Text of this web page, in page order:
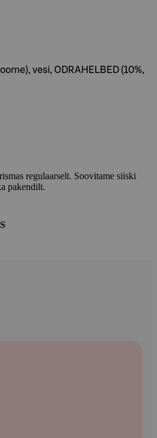
vesi, ODRAHELBED (10%,
regulaarselt. Soovitame siiski
pakendilt.